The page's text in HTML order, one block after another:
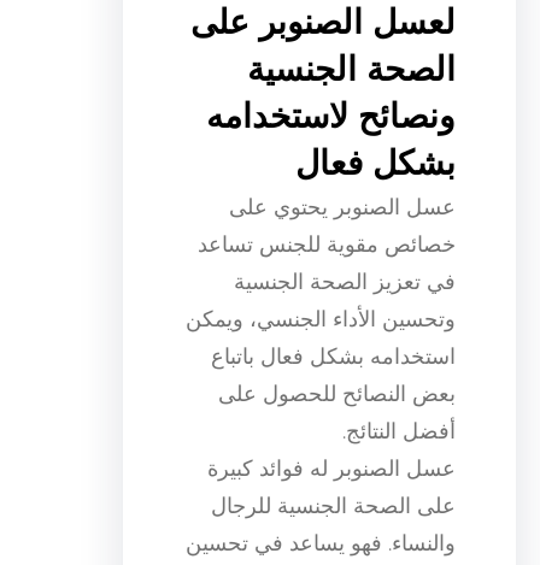
لعسل الصنوبر على
الصحة الجنسية
ونصائح لاستخدامه
بشكل فعال
عسل الصنوبر يحتوي على
خصائص مقوية للجنس تساعد
في تعزيز الصحة الجنسية
وتحسين الأداء الجنسي، ويمكن
استخدامه بشكل فعال باتباع
بعض النصائح للحصول على
أفضل النتائج.
عسل الصنوبر له فوائد كبيرة
على الصحة الجنسية للرجال
والنساء. فهو يساعد في تحسين